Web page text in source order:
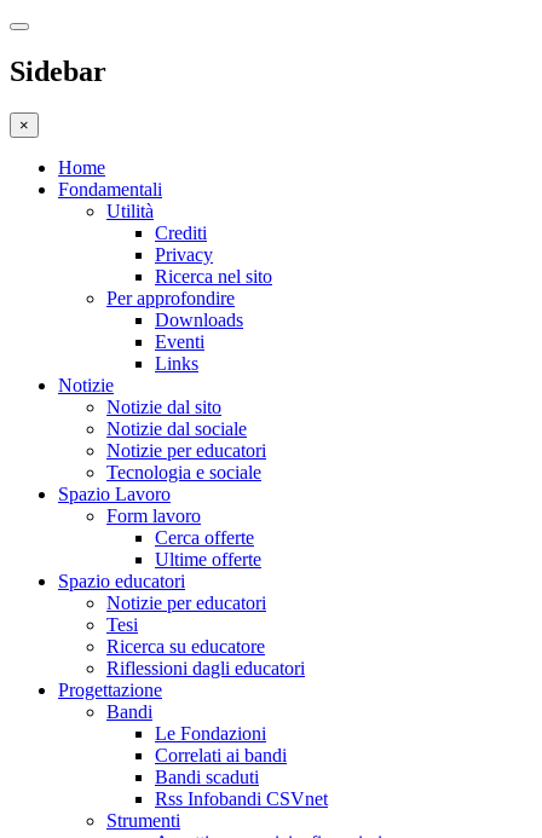
Sidebar
×
Home
Fondamentali
Utilità
Crediti
Privacy
Ricerca nel sito
Per approfondire
Downloads
Eventi
Links
Notizie
Notizie dal sito
Notizie dal sociale
Notizie per educatori
Tecnologia e sociale
Spazio Lavoro
Form lavoro
Cerca offerte
Ultime offerte
Spazio educatori
Notizie per educatori
Tesi
Ricerca su educatore
Riflessioni dagli educatori
Progettazione
Bandi
Le Fondazioni
Correlati ai bandi
Bandi scaduti
Rss Infobandi CSVnet
Strumenti